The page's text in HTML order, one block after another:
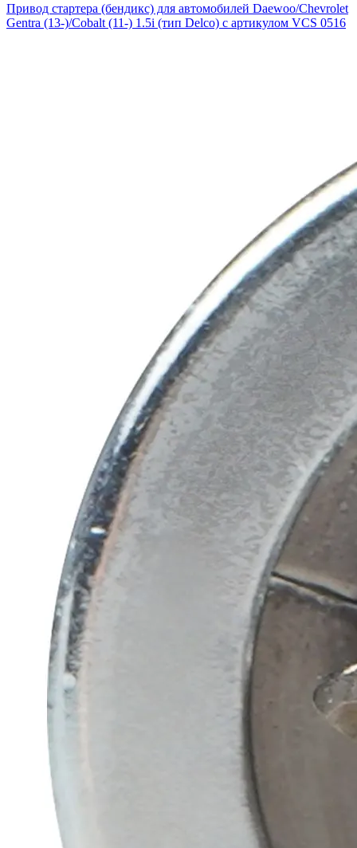
Привод стартера (бендикс) для автомобилей Daewoo/Chevrolet
Gentra (13-)/Cobalt (11-) 1.5i (тип Delco) с артикулом VCS 0516